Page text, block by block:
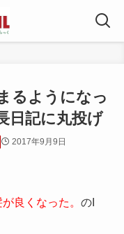
るようになっ
記に丸投げ
2017年9月9日
良くなった。 のI